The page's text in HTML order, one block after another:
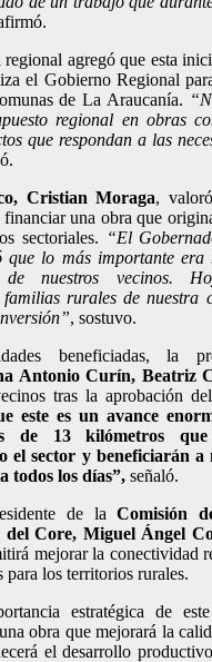
agregó que esta
el Gobierno Regional
de La Araucanía.
regional en obras
que respondan a las
Cristian Moraga,
una obra que
sectoriales. “El
que lo más importante era
de nuestros vecinos.
rurales de nuestra
, sostuvo.
beneficiadas, la
Antonio Curín, Beatriz
tras la aprobación
este es un avance
de 13 kilómetros
el sector y beneficiarán a
todos los días”, señaló.
de laComisión
del Core, Miguel Ángel
mejorar la conectividad
para los territorios rurales.
estratégica de
obra que mejorará la
el desarrollo